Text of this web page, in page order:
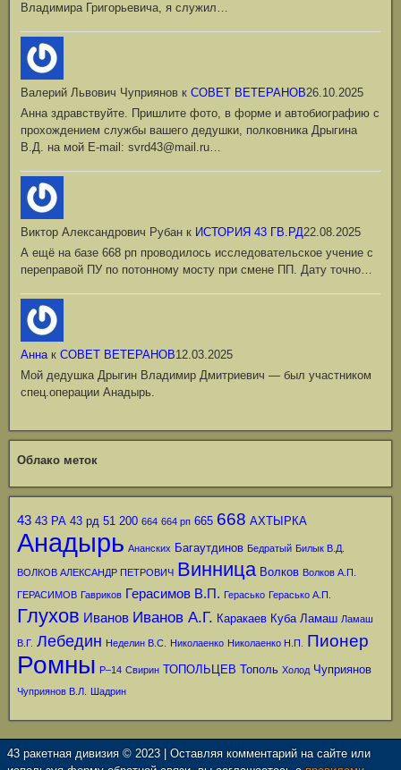
Владимира Григорьевича, я служил…
Валерий Львович Чуприянов к СОВЕТ ВЕТЕРАНОВ26.10.2025
Анна здравствуйте. Пришлите фото, в форме и автобиографию с
прохождением службы вашего дедушки, полковника Дрыгина
В.Д. на мой Е-mail: svrd43@mail.ru…
Виктор Александрович Рубан к ИСТОРИЯ 43 ГВ.РД22.08.2025
А ещё на базе 668 рп проводилось исследовательское учение с
переправой ПУ по потонному мосту при смене ПП. Дату точно…
Аннак СОВЕТ ВЕТЕРАНОВ12.03.2025
Мой дедушка Дрыгин Владимир Дмитриевич — был участником
спец.операции Анадырь.
Облако меток
43 43 РА 43 рд 51 200 664 664 рп 665 668 АХТЫРКА
Анадырь Ананских Багаутдинов Бедратый Билык В.Д.
ВОЛКОВ АЛЕКСАНДР ПЕТРОВИЧ Винница Волков Волков А.П.
ГЕРАСИМОВ Гавриков Герасимов В.П. Герасько Герасько А.П.
Глухов Иванов Иванов А.Г. Каракаев Куба Ламаш Ламаш
В.Г. Лебедин Неделин В.С. Николаенко Николаенко Н.П. Пионер
Ромны Р–14 Свирин ТОПОЛЬЦЕВ Тополь Холод Чуприянов
Чуприянов В.Л. Шадрин
43 ракетная дивизия © 2023 | Оставляя комментарий на сайте или